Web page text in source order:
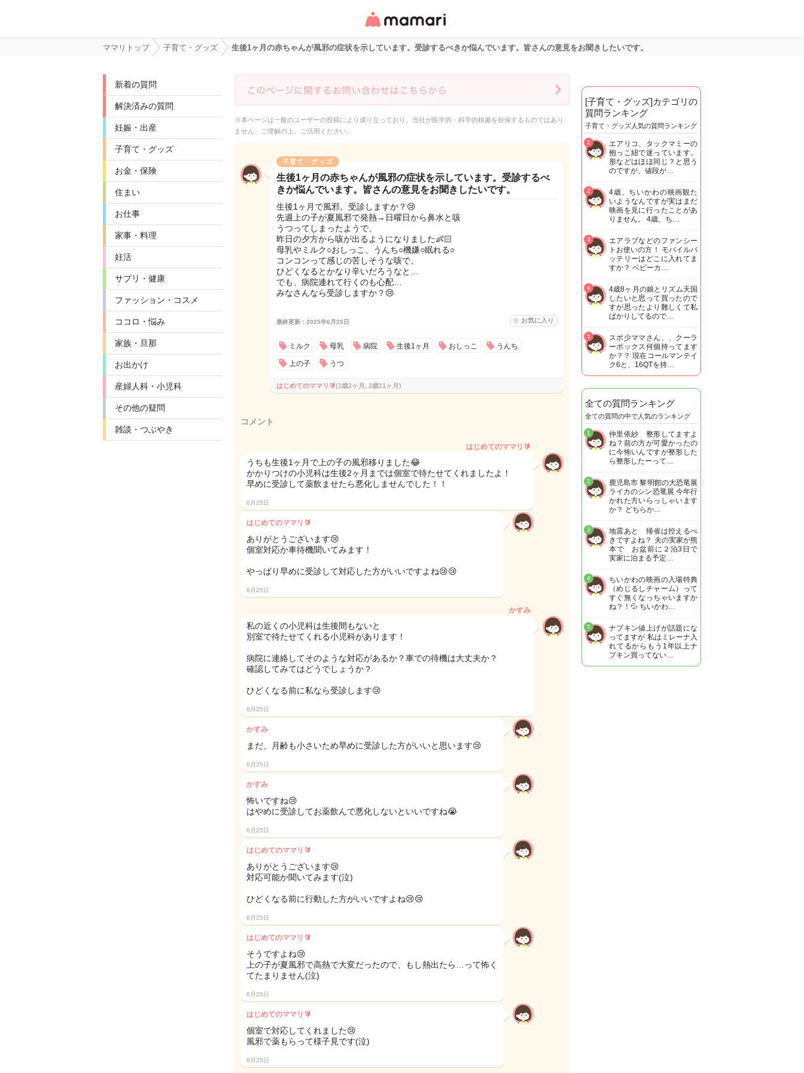
リ・情報サイト
ママリトップ 子育て・グッズ 生後1ヶ月の赤ちゃんが風邪の症状を示しています。受診するべきか悩んでいます。皆さんの意見をお聞きしたいです。
新着の質問
解決済みの質問
妊娠・出産
子育て・グッズ
お金・保険
住まい
お仕事
家事・料理
妊活
サプリ・健康
ファッション・コスメ
ココロ・悩み
家族・旦那
お出かけ
産婦人科・小児科
その他の疑問
雑談・つぶやき
※本ページは一般のユーザーの投稿により成り立っており、当社が医学的・科学的根拠を担保するものではあり
ません。ご理解の上、ご活用ください。
子育て・グッズ
生後1ヶ月の赤ちゃんが風邪の症状を示しています。受診するべ
きか悩んでいます。皆さんの意見をお聞きしたいです。
生後1ヶ月で風邪。受診しますか？😢
先週上の子が夏風邪で発熱→日曜日から鼻水と咳
うつってしまったようで、
昨日の夕方から咳が出るようになりました👶🏻
母乳やミルク○おしっこ、うんち○機嫌○眠れる○
コンコンって感じの苦しそうな咳で、
ひどくなるとかなり辛いだろうなと…
でも、病院連れて行くのも心配…
みなさんなら受診しますか？😢
最終更新：2025年6月25日 お気に入り
ミルク 母乳 病院 生後1ヶ月 おしっこ うんち
上の子 うつ
はじめてのママリ🔰(1歳2ヶ月, 2歳11ヶ月)
コメント
はじめてのママリ🔰
うちも生後1ヶ月で上の子の風邪移りました😂
かかりつけの小児科は生後2ヶ月までは個室で待たせてくれましたよ！
早めに受診して薬飲ませたら悪化しませんでした！！
6月25日
はじめてのママリ🔰
ありがとうございます😢
個室対応か車待機聞いてみます！
やっぱり早めに受診して対応した方がいいですよね😢😢
6月25日
かすみ
私の近くの小児科は生後間もないと
別室で待たせてくれる小児科があります！
病院に連絡してそのような対応があるか？車での待機は大丈夫か？
確認してみてはどうでしょうか？
ひどくなる前に私なら受診します😢
6月25日
かすみ
まだ、月齢も小さいため早めに受診した方がいいと思います😢
6月25日
かすみ
怖いですね😢
はやめに受診してお薬飲んで悪化しないといいですね😭
6月25日
はじめてのママリ🔰
ありがとうございます😢
対応可能か聞いてみます(泣)
ひどくなる前に行動した方がいいですよね😢😢
6月25日
はじめてのママリ🔰
そうですよね😢
上の子が夏風邪で高熱で大変だったので、もし熱出たら…って怖く
てたまりません(泣)
6月25日
はじめてのママリ🔰
個室で対応してくれました😢
風邪で薬もらって様子見です(泣)
6月25日
[子育て・グッズ]カテゴリの
質問ランキング
子育て・グッズ人気の質問ランキング
エアリコ、タックマミーの
抱っこ紐で迷っています。
形などはほほ同じ？と思う
のですが、値段が…
1
4歳、ちいかわの映画観た
いようなんですが実はまだ
映画を見に行ったことがあ
りません。 4歳、ち…
2
エアラブなどのファンシー
トお使いの方！ モバイルバ
ッテリーはどこに入れてま
すか？ ベビーカ…
3
4歳8ヶ月の娘とリズム天国
したいと思って買ったので
すが思ったより難しくて私
ばかりしてるので…
4
スポ少ママさん、、クーラ
ーボックス何個持ってます
か？？ 現在コールマンテイ
ク6と、16QTを持…
5
全ての質問ランキング
全ての質問の中で人気のランキング
仲里依紗 整形してますよ
ね？前の方が可愛かったの
に今怖いんですが整形した
ら整形したーって…
1
鹿児島市 黎明館の大恐竜展
ライカのシン恐竜展 今年行
かれた方いらっしゃいます
か？ どちらか…
2
地震あと 帰省は控えるべ
きですよね？ 夫の実家が熊
本で お盆前に２泊3日で
実家に泊まる予定…
3
ちいかわの映画の入場特典
（めじるしチャーム）って
すぐ無くなっちゃいますか
ね？！💦 ちいかわ…
4
ナプキン値上げが話題にな
ってますが 私はミレーナ入
れてるからもう1年以上ナ
プキン買ってない…
5